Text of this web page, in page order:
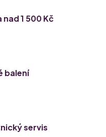
1 500 Kč
balení
servis